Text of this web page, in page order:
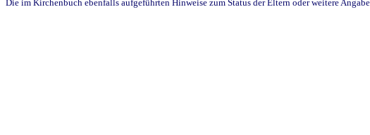
Die im Kirchenbuch ebenfalls aufgeführten Hinweise zum Status der Eltern oder weitere